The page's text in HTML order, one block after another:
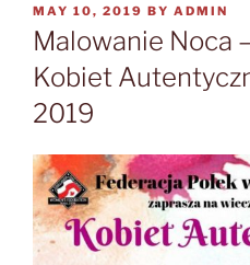
POSTED
ON
MAY 10, 2019 BY ADMIN
Malowanie Noca
Kobiet
2019